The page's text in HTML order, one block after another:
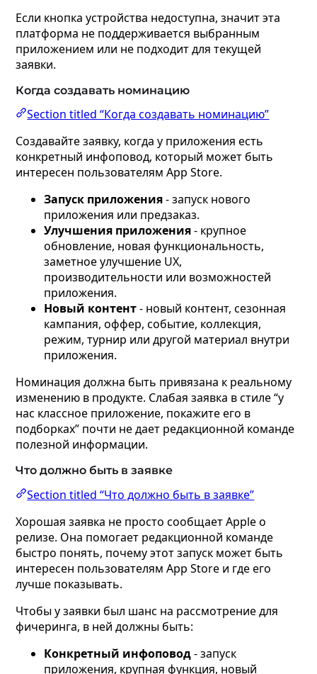
Если кнопка устройства недоступна, значит эта
платформа не поддерживается выбранным
приложением или не подходит для текущей
заявки.
Когда создавать номинацию
Section titled “Когда создавать номинацию”
Создавайте заявку, когда у приложения есть
конкретный инфоповод, который может быть
интересен пользователям App Store.
Запуск приложения- запуск нового
приложения или предзаказ.
Улучшения приложения- крупное
обновление, новая функциональность,
заметное улучшение UX,
производительности или возможностей
приложения.
Новый контент- новый контент, сезонная
кампания, оффер, событие, коллекция,
режим, турнир или другой материал внутри
приложения.
Номинация должна быть привязана к реальному
изменению в продукте. Слабая заявка в стиле “у
нас классное приложение, покажите его в
подборках” почти не дает редакционной команде
полезной информации.
Что должно быть в заявке
Section titled “Что должно быть в заявке”
Хорошая заявка не просто сообщает Apple о
релизе. Она помогает редакционной команде
быстро понять, почему этот запуск может быть
интересен пользователям App Store и где его
лучше показывать.
Чтобы у заявки был шанс на рассмотрение для
фичеринга, в ней должны быть:
Конкретный инфоповод- запуск
приложения, крупная функция, новый